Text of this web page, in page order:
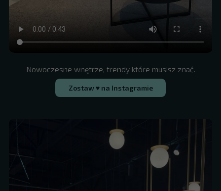
Nowoczesne wnętrze, trendy które musisz znać.
Zostaw ♥ na Instagramie